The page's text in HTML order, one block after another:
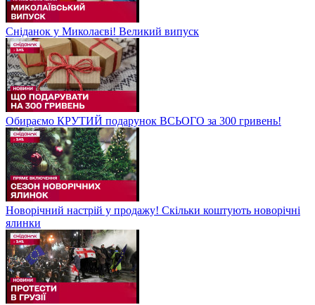
Сніданок у Миколаєві! Великий випуск
Обираємо КРУТИЙ подарунок ВСЬОГО за 300 гривень!
Новорічний настрій у продажу! Скільки коштують новорічні
ялинки